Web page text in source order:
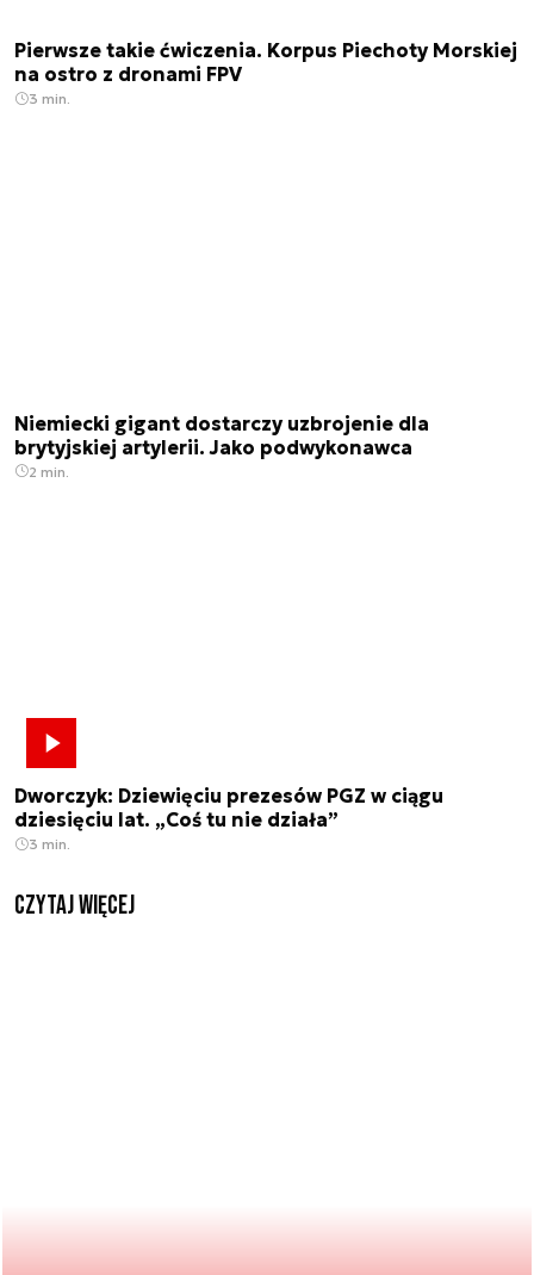
Pierwsze takie ćwiczenia. Korpus Piechoty Morskiej
na ostro z dronami FPV
3 min.
Niemiecki gigant dostarczy uzbrojenie dla
brytyjskiej artylerii. Jako podwykonawca
2 min.
Dworczyk: Dziewięciu prezesów PGZ w ciągu
dziesięciu lat. „Coś tu nie działa”
3 min.
czytaj więcej